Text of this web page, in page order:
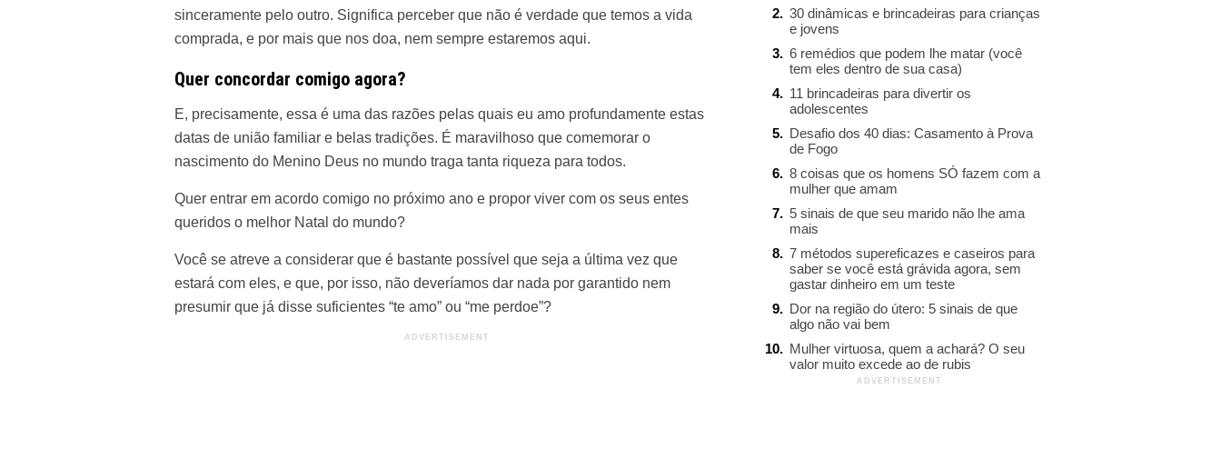
sinceramente pelo outro. Significa perceber que não é verdade que temos a vida
comprada, e por mais que nos doa, nem sempre estaremos aqui.
Quer concordar comigo agora?
E, precisamente, essa é uma das razões pelas quais eu amo profundamente estas
datas de união familiar e belas tradições. É maravilhoso que comemorar o
nascimento do Menino Deus no mundo traga tanta riqueza para todos.
Quer entrar em acordo comigo no próximo ano e propor viver com os seus entes
queridos o melhor Natal do mundo?
Você se atreve a considerar que é bastante possível que seja a última vez que
estará com eles, e que, por isso, não deveríamos dar nada por garantido nem
presumir que já disse suficientes “te amo” ou “me perdoe”?
30 dinâmicas e brincadeiras para crianças
e jovens
6 remédios que podem lhe matar (você
tem eles dentro de sua casa)
11 brincadeiras para divertir os
adolescentes
Desafio dos 40 dias: Casamento à Prova
de Fogo
8 coisas que os homens SÓ fazem com a
mulher que amam
5 sinais de que seu marido não lhe ama
mais
7 métodos supereficazes e caseiros para
saber se você está grávida agora, sem
gastar dinheiro em um teste
Dor na região do útero: 5 sinais de que
algo não vai bem
Mulher virtuosa, quem a achará? O seu
valor muito excede ao de rubis